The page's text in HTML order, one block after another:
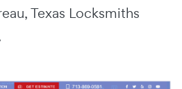
Texas Locksmiths